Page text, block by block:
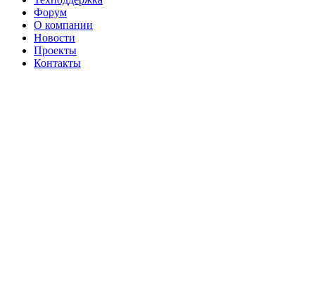
Форум
О компании
Новости
Проекты
Контакты